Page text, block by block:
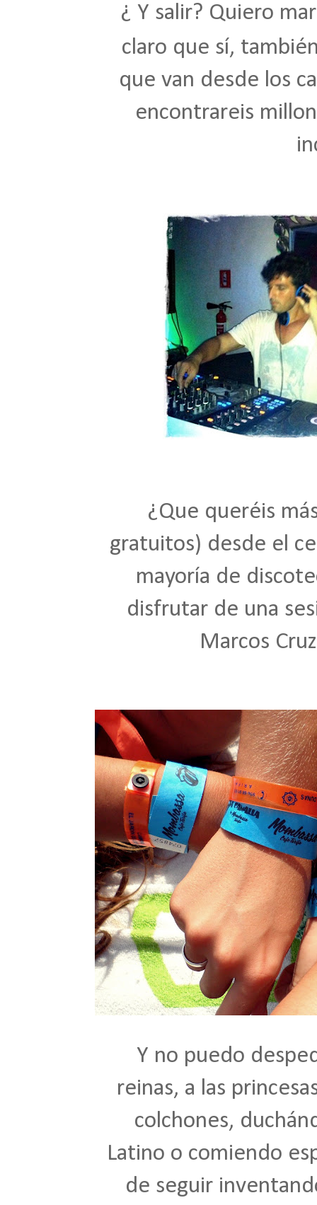
¿ Y salir? Quiero
claro que sí,
que van desde los
encontrareis
¿Que queréis
gratuitos) desde el
mayoría de
disfrutar de una
Marcos
Y no puedo
reinas, a las
colchones,
Latino o comiendo
de seguir